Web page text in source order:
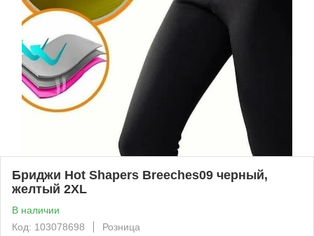
Бриджи Hot Shapers Breeches09 черный,
желтый 2XL
В наличии
Код: 103078698
Розница